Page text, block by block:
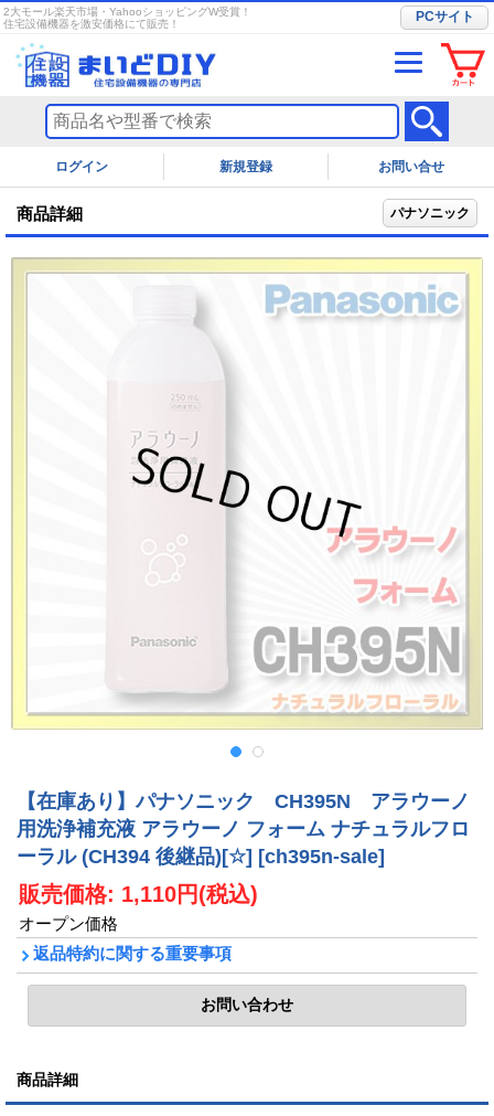
2大モール楽天市場・YahooショッピングW受賞！
住宅設備機器を激安価格にて販売！
PCサイト
ログイン お問い合せ
商品詳細 パナソニック
【在庫あり】パナソニック CH395N アラウーノ
用洗浄補充液 アラウーノ フォーム ナチュラルフロ
ーラル (CH394 後継品)[☆] [ch395n-sale]
販売価格: 1,110円(税込)
オープン価格
返品特約に関する重要事項
商品詳細